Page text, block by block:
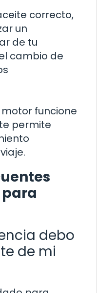
correcto,
un
de tu
cambio de
funcione
permite
debo
de mi